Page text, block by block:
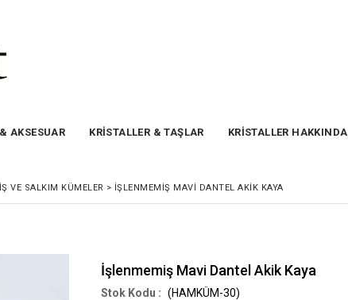
AKSESUAR KRİSTALLER & TAŞLAR KRİSTALLER HAKKINDA
VE SALKIM KÜMELER > İŞLENMEMIŞ MAVI DANTEL AKIK KAYA
İşlenmemiş Mavi Dantel Akik Kaya
(HAMKÜM-30)